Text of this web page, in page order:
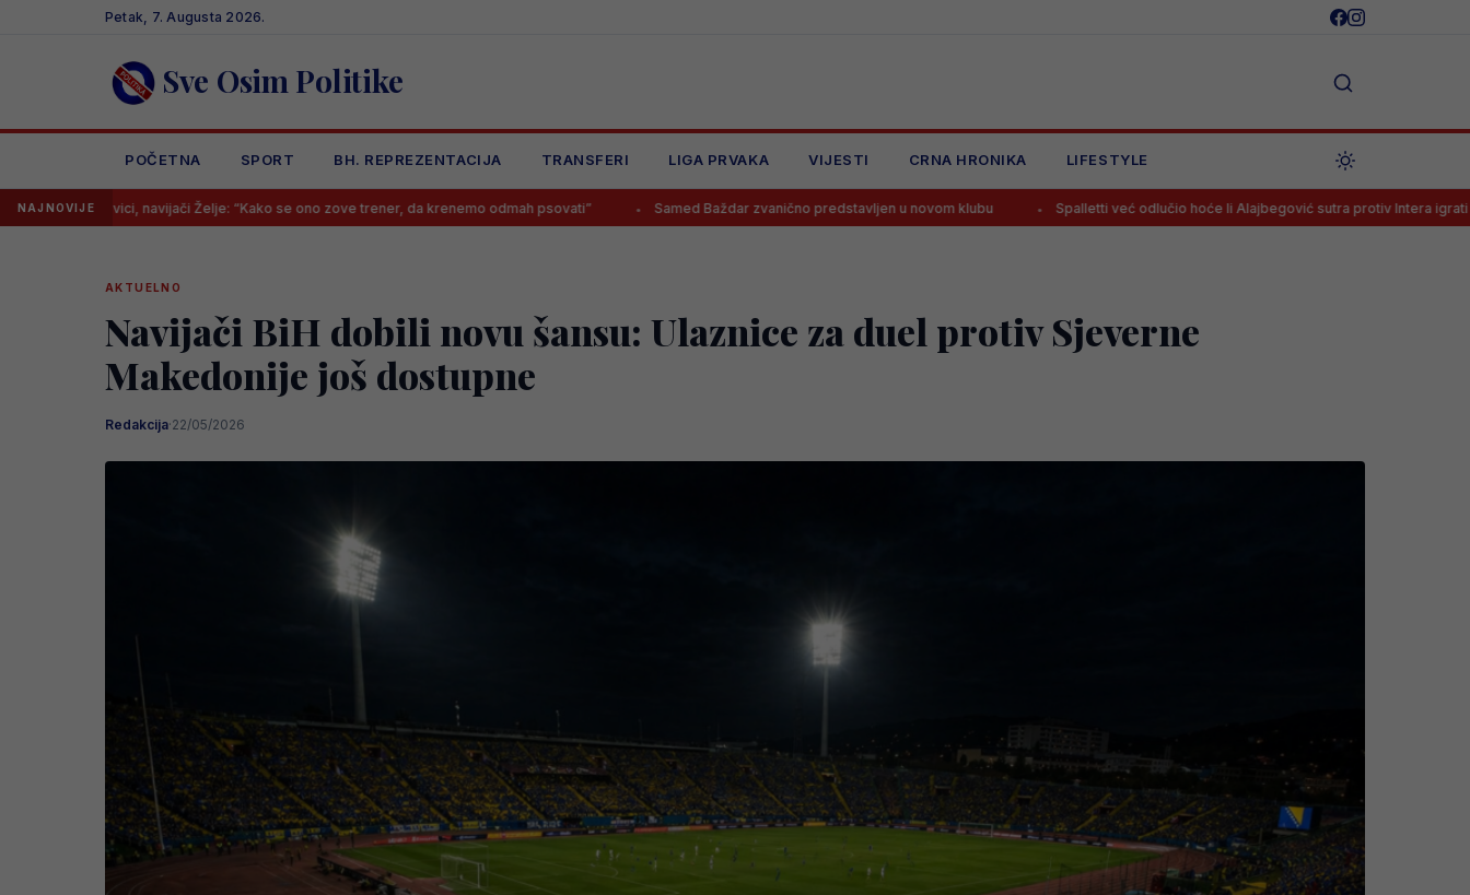
Petak, 7. Augusta 2026.
Sve Osim Politike
POČETNA SPORT BH. REPREZENTACIJA TRANSFERI LIGA PRVAKA VIJESTI CRNA HRONIKA LIFESTYLE
NAJNOVIJEŽelje: “Kako se ono zove trener, da krenemo odmah psovati” Samed Baždar zvanično predstavljen u novom klubu Spalletti već odlučio hoće li Alajbegović sutra protiv Intera igrati od prve minute
AKTUELNO
Navijači BiH dobili novu šansu: Ulaznice za duel protiv Sjeverne
Makedonije još dostupne
Redakcija·22/05/2026